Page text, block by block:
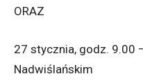
ORAZ
27 stycznia, godz. 9.00
Nadwiślańskim